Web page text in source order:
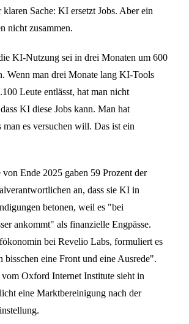
Sache: KI ersetzt Jobs. Aber ein
nicht zusammen.
KI-Nutzung sei in drei Monaten um 600
Wenn man drei Monate lang KI-Tools
Leute entlässt, hat man nicht
KI diese Jobs kann. Man hat
man es versuchen will. Das ist ein
Ende 2025 gaben 59 Prozent der
an, dass sie KI in
betonen, weil es "bei
ankommt" als finanzielle Engpässe.
bei Revelio Labs, formuliert es
eine Front und eine Ausrede".
Oxford Internet Institute sieht in
eine Marktbereinigung nach der